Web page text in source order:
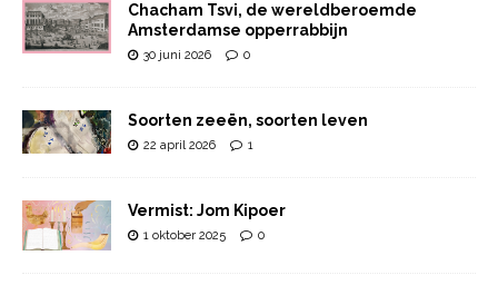
Chacham Tsvi, de wereldberoemde
Amsterdamse opperrabbijn
30 juni 2026 0
Soorten zeeën, soorten leven
22 april 2026 1
Vermist: Jom Kipoer
1 oktober 2025 0